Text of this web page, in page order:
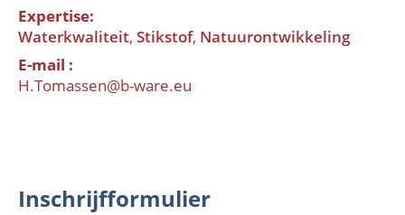
Expertise
Waterkwaliteit Stikstof Natuurontwikkeling
E-mail
H.Tomassen@b-ware.eu
Inschrijfformulier